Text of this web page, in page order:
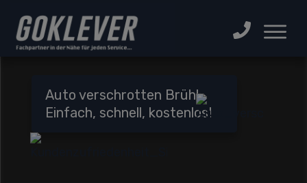
Auto verschrotten Brühl:
Einfach, schnell, kostenlos!